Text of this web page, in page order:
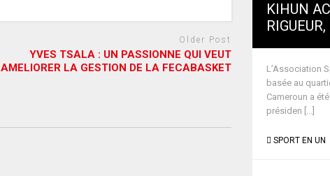
Older Post
YVES TSALA : UN PASSIONNE QUI VEUT
AMELIORER LA GESTION DE LA FECABASKET
KIHUN
L’Association
basée au
Cameroun a
présiden [...]
SPORT EN UN